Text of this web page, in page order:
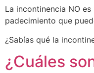
La incontinencia NO
padecimiento que
¿Sabías qué la
¿Cuáles